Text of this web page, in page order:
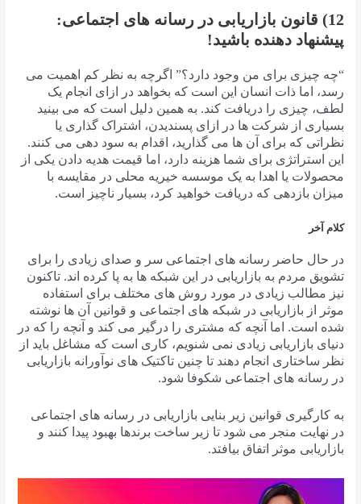
12) قانون بازاریابی در رسانه های اجتماعی:
پیشنهاد دهنده باشید!
“چه چیزی برای من وجود دارد؟” اگرچه به نظر کم اهمیت می
رسد، اما ذات انسان این است که بخواهد در ازای انجام یک
لطف، چیزی را دریافت کند. به همین دلیل است که می بینید
بسیاری از شرکت ها در ازای پسندیدن، اشتراک گذاری یا
نظراتی که برای آن ها می گذارید، اقدام به سود دهی می کنند.
این استراتژی برای شما هزینه دارد، اما قیمت هدیه دادن یکی از
محصولات یا اهدا به یک موسسه خیریه محلی در مقایسه با
میزان بازدهی که دریافت خواهید کرد، بسیار ناچیز است.
کلام آخر
در حال حاضر رسانه های اجتماعی سر و صدای زیادی را برای
تشویق مردم به بازاریابی در این شبکه ها به پا کرده اند. تاکنون
نیز مطالب زیادی در مورد روش های مختلف برای استفاده
موثر از بازاریابی در شبکه های اجتماعی و قوانین آن ها نوشته
شده است. اما آنچه که مشتری را درگیر می کند و آنچه را که در
دنیای بازاریابی زیادی نمی شنویم، کاری است که مشاغل باید از
نظر ساختاری انجام دهند تا چنین تاکتیک های نوآورانه بازاریابی
در رسانه های اجتماعی شکوفا شود.
به کارگیری قوانین زیر بنایی بازاریابی در رسانه های اجتماعی
در نهایت منجر می شود تا زیر ساخت برندها بهبود پیدا کنند و
بازاریابی موثر اتفاق بیافتد.